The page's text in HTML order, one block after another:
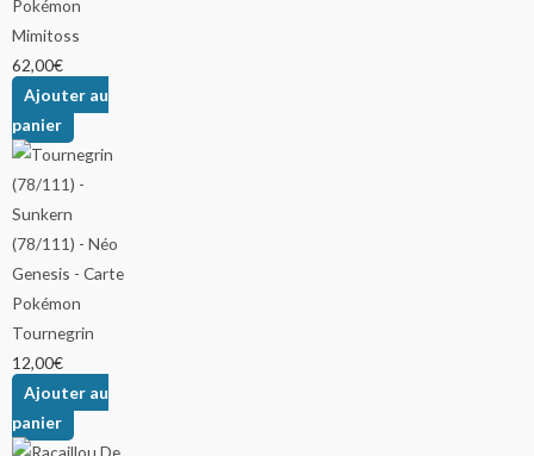
Mimitoss
62,00€
Ajouter au
panier
Tournegrin
12,00€
Ajouter au
panier